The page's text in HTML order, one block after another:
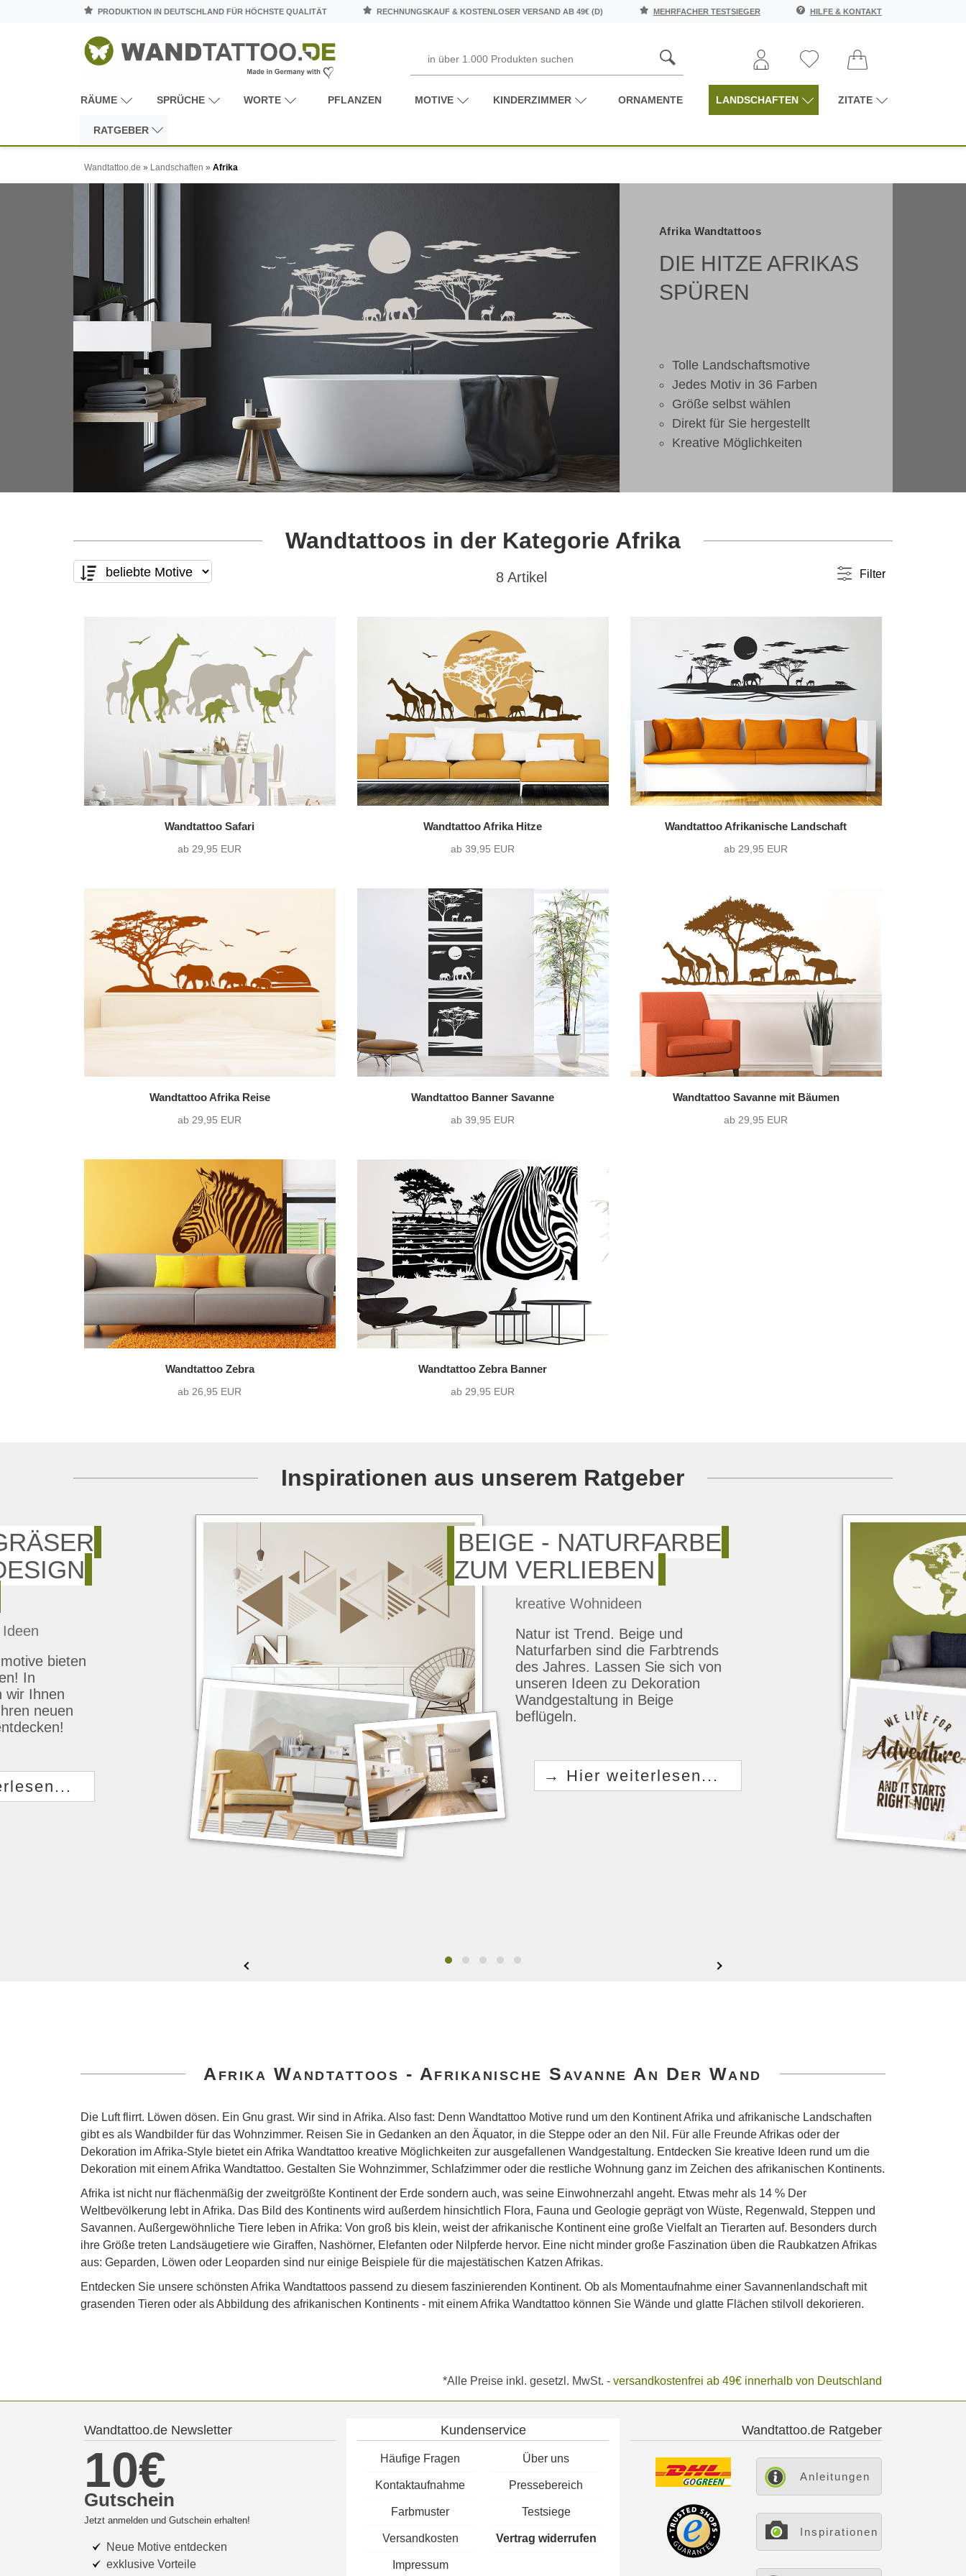
PRODUKTION IN DEUTSCHLAND FÜR HÖCHSTE QUALITÄT RECHNUNGSKAUF & KOSTENLOSER VERSAND AB 49€ (D) MEHRFACHER TESTSIEGER HILFE & KONTAKT
RÄUME SPRÜCHE WORTE PFLANZEN MOTIVE KINDERZIMMER ORNAMENTE LANDSCHAFTEN ZITATE
RATGEBER
Wandtattoo.de » Landschaften » Afrika
Afrika Wandtattoos - Afrikanische Savanne An Der Wand
Die Luft flirrt. Löwen dösen. Ein Gnu grast. Wir sind in Afrika. Also fast: Denn Wandtattoo Motive rund um den Kontinent Afrika und afrikanische Landschaften
gibt es als Wandbilder für das Wohnzimmer. Reisen Sie in Gedanken an den Äquator, in die Steppe oder an den Nil. Für alle Freunde Afrikas oder der
Dekoration im Afrika-Style bietet ein Afrika Wandtattoo kreative Möglichkeiten zur ausgefallenen Wandgestaltung. Entdecken Sie kreative Ideen rund um die
Dekoration mit einem Afrika Wandtattoo. Gestalten Sie Wohnzimmer, Schlafzimmer oder die restliche Wohnung ganz im Zeichen des afrikanischen Kontinents.
Afrika ist nicht nur flächenmäßig der zweitgrößte Kontinent der Erde sondern auch, was seine Einwohnerzahl angeht. Etwas mehr als 14 % Der
Weltbevölkerung lebt in Afrika. Das Bild des Kontinents wird außerdem hinsichtlich Flora, Fauna und Geologie geprägt von Wüste, Regenwald, Steppen und
Savannen. Außergewöhnliche Tiere leben in Afrika: Von groß bis klein, weist der afrikanische Kontinent eine große Vielfalt an Tierarten auf. Besonders durch
ihre Größe treten Landsäugetiere wie Giraffen, Nashörner, Elefanten oder Nilpferde hervor. Eine nicht minder große Faszination üben die Raubkatzen Afrikas
aus: Geparden, Löwen oder Leoparden sind nur einige Beispiele für die majestätischen Katzen Afrikas.
Entdecken Sie unsere schönsten Afrika Wandtattoos passend zu diesem faszinierenden Kontinent. Ob als Momentaufnahme einer Savannenlandschaft mit
grasenden Tieren oder als Abbildung des afrikanischen Kontinents - mit einem Afrika Wandtattoo können Sie Wände und glatte Flächen stilvoll dekorieren.
Afrika Wandtattoos
DIE HITZE AFRIKAS
SPÜREN
Tolle Landschaftsmotive
Jedes Motiv in 36 Farben
Größe selbst wählen
Direkt für Sie hergestellt
Kreative Möglichkeiten
Wandtattoos in der Kategorie Afrika
8 Artikel Filter
nur Text
(0)
nur Motiv(8)
Text mit Motiv (0)
ohne Wunschtext
einfarbig
36 Varianten pro Motiv
zweifarbig(2)
1216 Varianten pro Motiv
Wandtattoo Safari
ab 29,95 EUR
Wandtattoo Afrika Hitze
ab 39,95 EUR
Wandtattoo Afrikanische Landschaft
ab 29,95 EUR
Wandtattoo Afrika Reise
ab 29,95 EUR
Wandtattoo Banner Savanne
ab 39,95 EUR
Wandtattoo Savanne mit Bäumen
ab 29,95 EUR
Wandtattoo Zebra
ab 26,95 EUR
Wandtattoo Zebra Banner
ab 29,95 EUR
Inspirationen aus unserem Ratgeber
bieten
In
wir Ihnen
neuen
BEIGE - NATURFARBE
ZUM VERLIEBEN
kreative Wohnideen
Natur ist Trend. Beige und
Naturfarben sind die Farbtrends
des Jahres. Lassen Sie sich von
unseren Ideen zu Dekoration
Wandgestaltung in Beige
beflügeln.
Hier weiterlesen...
*Alle Preise inkl. gesetzl. MwSt. - versandkostenfrei ab 49€ innerhalb von Deutschland
Wandtattoo.de Newsletter
10€
Gutschein
Jetzt anmelden und Gutschein erhalten!
Neue Motive entdecken
exklusive Vorteile
Kundenservice
Häufige Fragen Über uns
Kontaktaufnahme Pressebereich
Farbmuster Testsiege
Versandkosten Vertrag widerrufen
Impressum
Wandtattoo.de Ratgeber
Anleitungen
Inspirationen